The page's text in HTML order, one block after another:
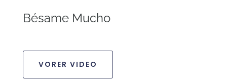
Bésame Mucho
VORER VIDEO